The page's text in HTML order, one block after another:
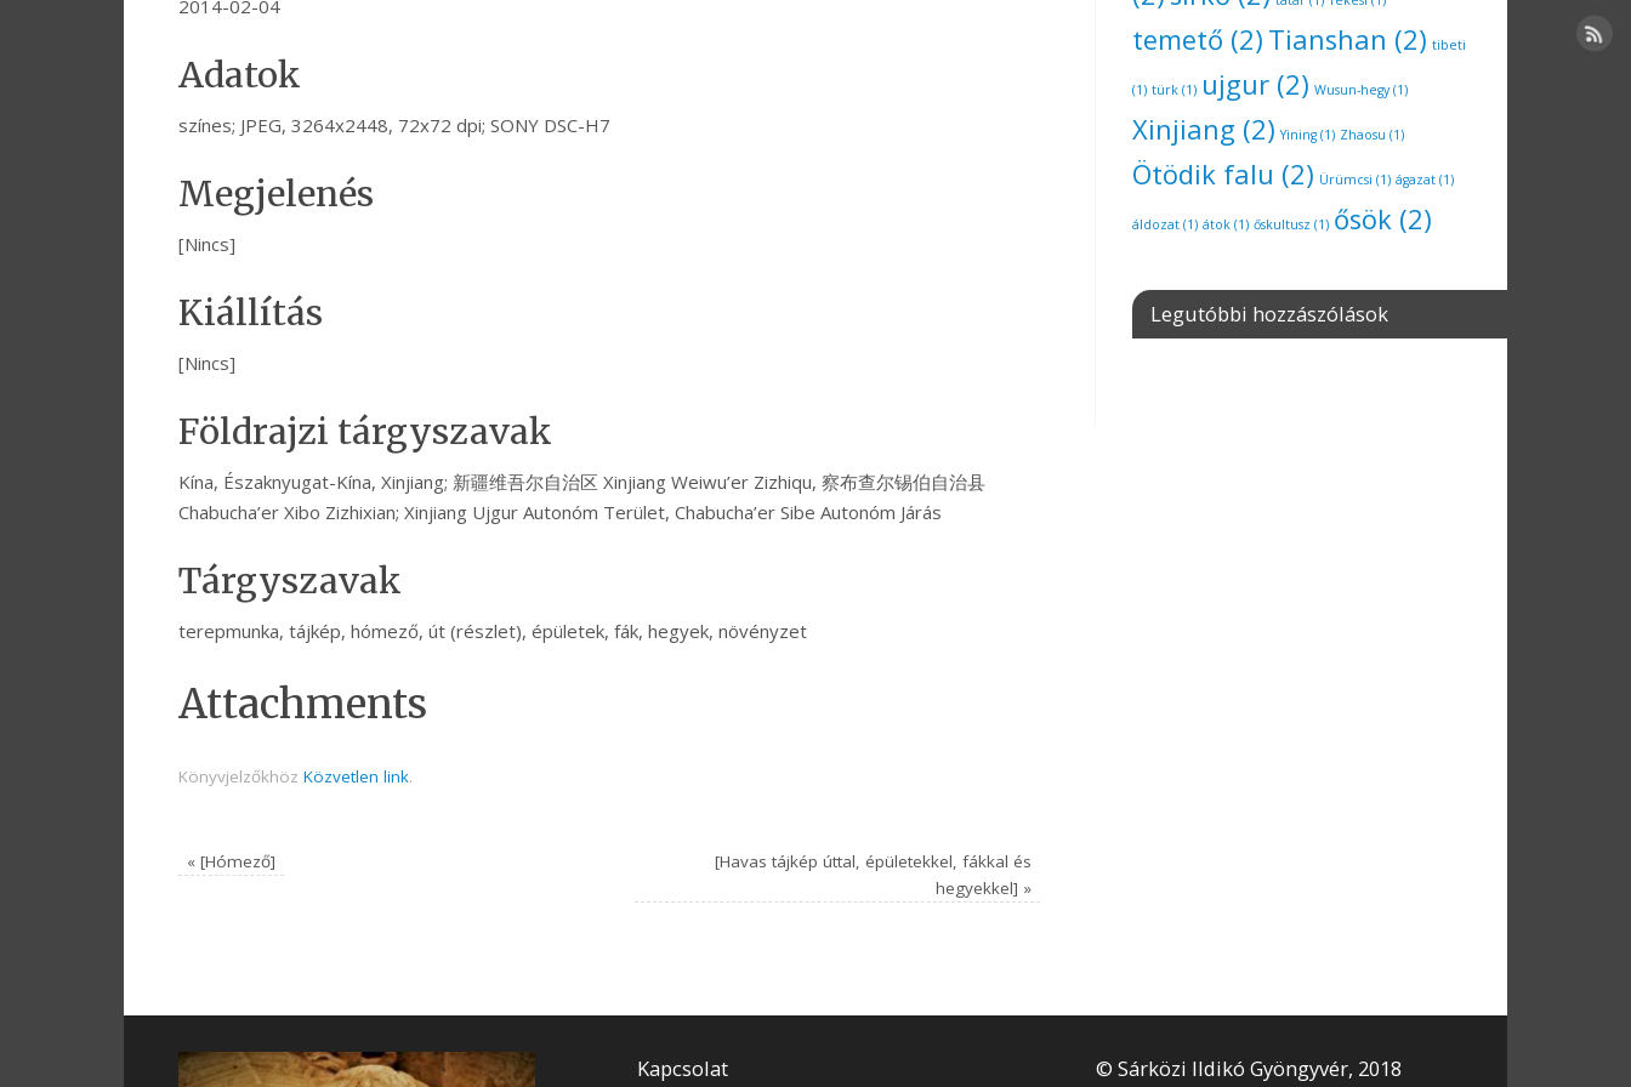
2014-02-04
Adatok
színes; JPEG, 3264x2448, 72x72 dpi; SONY DSC-H7
Megjelenés
[Nincs]
Kiállítás
[Nincs]
Földrajzi tárgyszavak
Kína, Északnyugat-Kína, Xinjiang; 新疆维吾尔自治区 Xinjiang Weiwu’er Zizhiqu, 察布查尔锡伯自治县
Chabucha’er Xibo Zizhixian; Xinjiang Ujgur Autonóm Terület, Chabucha’er Sibe Autonóm Járás
Tárgyszavak
terepmunka, tájkép, hómező, út (részlet), épületek, fák, hegyek, növényzet
Attachments
Könyvjelzőkhöz Közvetlen link.
« [Hómező]
[Havas tájkép úttal, épületekkel, fákkal és
hegyekkel] »
temető (2) Tianshan (2) tibeti
(1) türk (1) ujgur (2) Wusun-hegy(1)
Xinjiang (2) Yining (1) Zhaosu (1)
Ötödik falu (2) Ürümcsi (1) ágazat (1)
áldozat (1) átok (1) őskultusz (1) ősök (2)
Legutóbbi hozzászólások
Kapcsolat © Sárközi Ildikó Gyöngyvér, 2018